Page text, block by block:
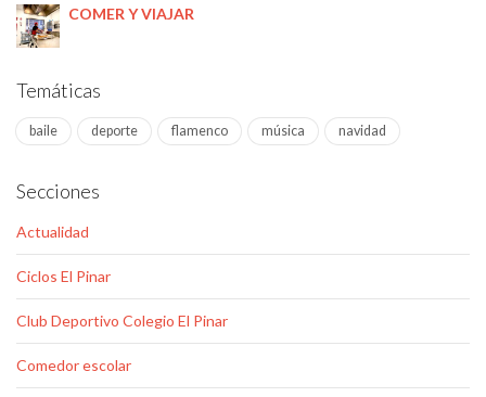
COMER Y VIAJAR
Temáticas
baile deporte flamenco música navidad
Secciones
Actualidad
Ciclos El Pinar
Club Deportivo Colegio El Pinar
Comedor escolar